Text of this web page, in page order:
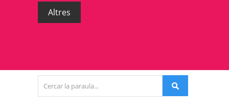
Altres